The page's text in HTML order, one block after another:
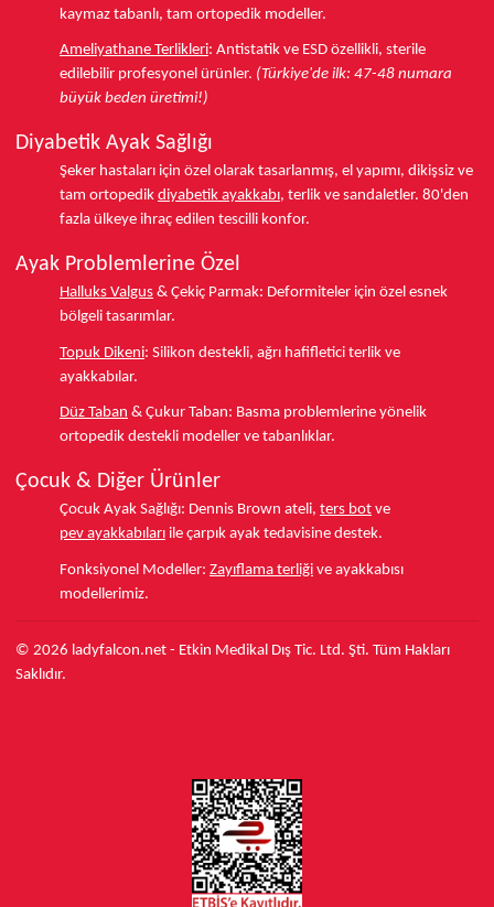
kaymaz tabanlı, tam ortopedik modeller.
Ameliyathane Terlikleri: Antistatik ve ESD özellikli, sterile
edilebilir profesyonel ürünler. (Türkiye'de ilk: 47-48 numara
büyük beden üretimi!)
Diyabetik Ayak Sağlığı
Şeker hastaları için özel olarak tasarlanmış, el yapımı, dikişsiz ve
tam ortopedik diyabetik ayakkabı, terlik ve sandaletler. 80'den
fazla ülkeye ihraç edilen tescilli konfor.
Ayak Problemlerine Özel
Halluks Valgus & Çekiç Parmak: Deformiteler için özel esnek
bölgeli tasarımlar.
Topuk Dikeni: Silikon destekli, ağrı hafifletici terlik ve
ayakkabılar.
Düz Taban & Çukur Taban: Basma problemlerine yönelik
ortopedik destekli modeller ve tabanlıklar.
Çocuk & Diğer Ürünler
Çocuk Ayak Sağlığı: Dennis Brown ateli, ters bot ve
pev ayakkabıları ile çarpık ayak tedavisine destek.
Fonksiyonel Modeller: Zayıflama terliği ve ayakkabısı
modellerimiz.
© 2026 ladyfalcon.net - Etkin Medikal Dış Tic. Ltd. Şti. Tüm Hakları
Saklıdır.